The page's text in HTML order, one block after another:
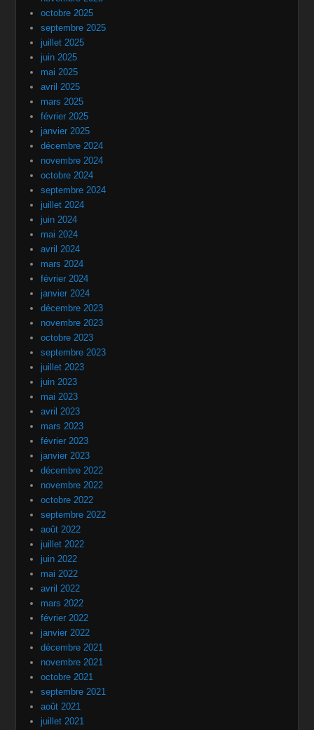
octobre 2025
septembre 2025
juillet 2025
juin 2025
mai 2025
avril 2025
mars 2025
février 2025
janvier 2025
décembre 2024
novembre 2024
octobre 2024
septembre 2024
juillet 2024
juin 2024
mai 2024
avril 2024
mars 2024
février 2024
janvier 2024
décembre 2023
novembre 2023
octobre 2023
septembre 2023
juillet 2023
juin 2023
mai 2023
avril 2023
mars 2023
février 2023
janvier 2023
décembre 2022
novembre 2022
octobre 2022
septembre 2022
août 2022
juillet 2022
juin 2022
mai 2022
avril 2022
mars 2022
février 2022
janvier 2022
décembre 2021
novembre 2021
octobre 2021
septembre 2021
août 2021
juillet 2021